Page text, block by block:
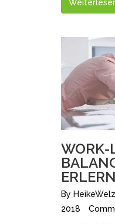
WORK-
By HeikeWelz
2018